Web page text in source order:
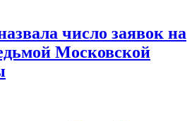
число заявок на
Московской